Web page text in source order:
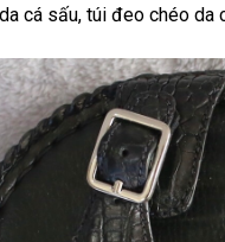
cá sấu, túi đeo chéo da